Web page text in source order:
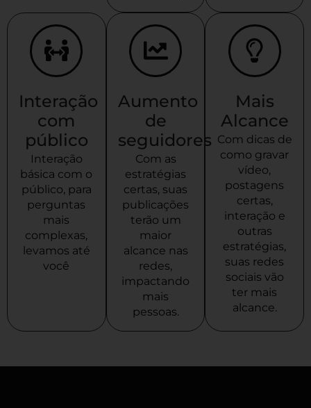
Interação
com
público
Interação
básica com o
público, para
perguntas
mais
complexas,
levamos até
você
Aumento
de
seguidores
Com as
estratégias
certas, suas
publicações
terão um
maior
alcance nas
redes,
impactando
mais
pessoas.
Mais
Alcance
Com dicas de
como gravar
vídeo,
postagens
certas,
interação e
outras
estratégias,
suas redes
sociais vão
ter mais
alcance.